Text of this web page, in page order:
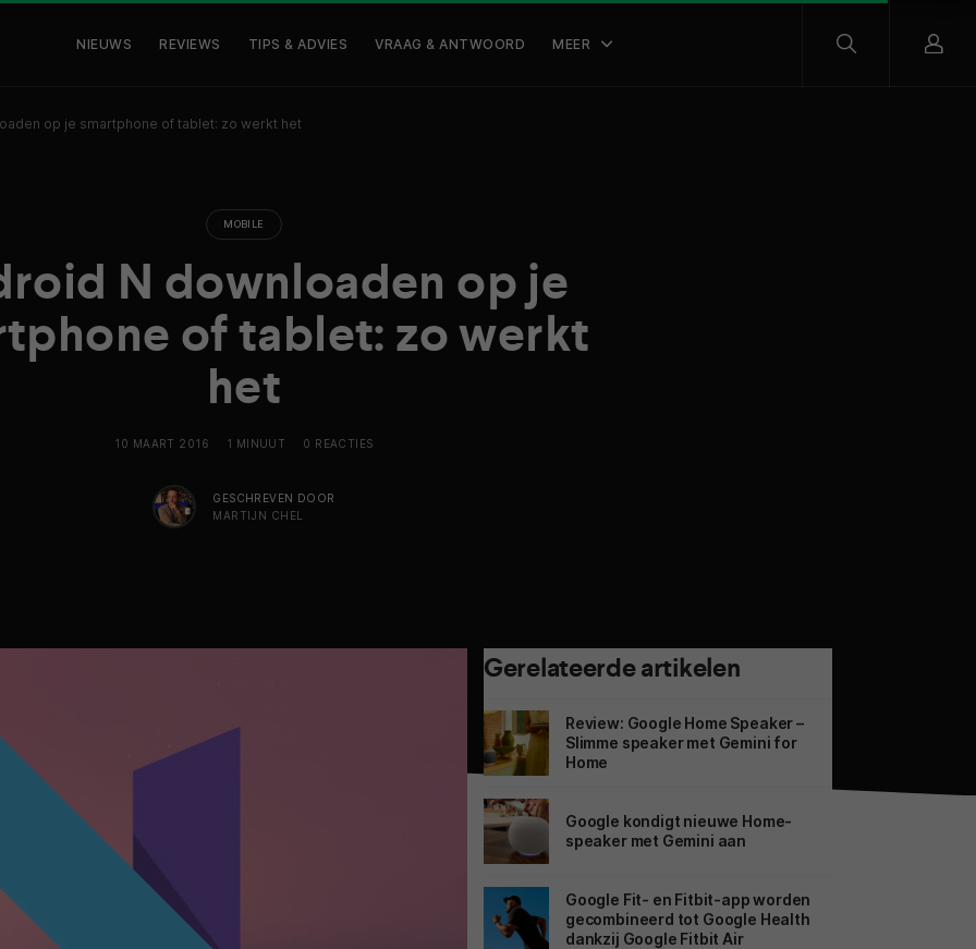
NIEUWS REVIEWS TIPS & ADVIES VRAAG & ANTWOORD MEER
op je smartphone of tablet: zo werkt het
MOBILE
N downloaden op je
of tablet: zo werkt
het
10 MAART 2016 1 MINUUT 0 REACTIES
GESCHREVEN DOOR
MARTIJN CHEL
Gerelateerde artikelen
Review: Google Home Speaker –
Slimme speaker met Gemini for
Home
Google kondigt nieuwe Home-
speaker met Gemini aan
Google Fit- en Fitbit-app worden
gecombineerd tot Google Health
dankzij Google Fitbit Air